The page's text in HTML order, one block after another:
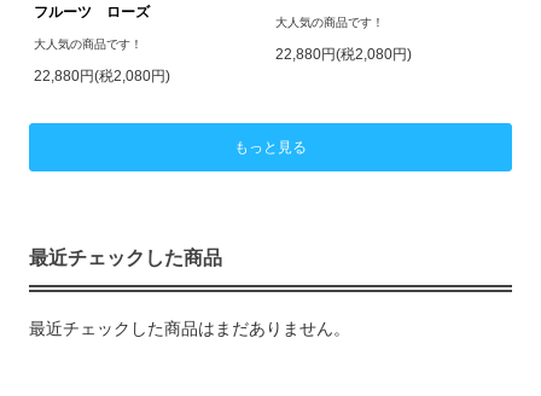
フルーツ ローズ
大人気の商品です！
22,880円(税2,080円)
大人気の商品です！
22,880円(税2,080円)
もっと見る
最近チェックした商品
最近チェックした商品はまだありません。